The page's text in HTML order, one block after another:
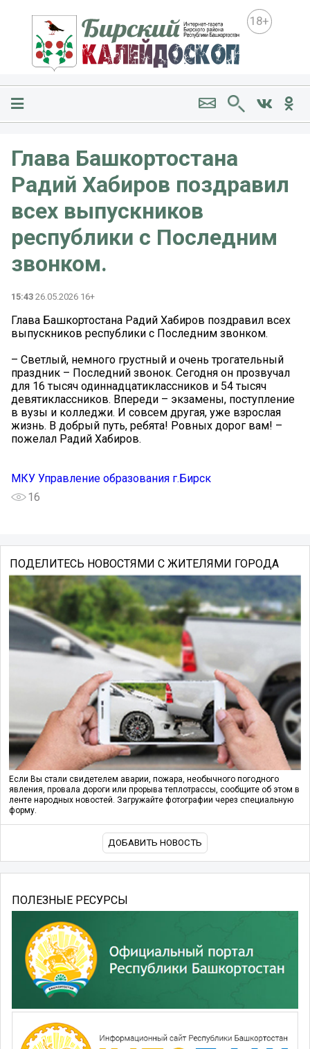
18+
Глава Башкортостана
Радий Хабиров поздравил
всех выпускников
республики с Последним
звонком.
15:43 26.05.2026 16+
Глава Башкортостана Радий Хабиров поздравил всех
выпускников республики с Последним звонком.
– Светлый, немного грустный и очень трогательный
праздник – Последний звонок. Сегодня он прозвучал
для 16 тысяч одиннадцатиклассников и 54 тысяч
девятиклассников. Впереди – экзамены, поступление
в вузы и колледжи. И совсем другая, уже взрослая
жизнь. В добрый путь, ребята! Ровных дорог вам! –
пожелал Радий Хабиров.
МКУ Управление образования г.Бирск
16
ПОДЕЛИТЕСЬ НОВОСТЯМИ С ЖИТЕЛЯМИ ГОРОДА
Если Вы стали свидетелем аварии, пожара, необычного погодного
явления, провала дороги или прорыва теплотрассы, сообщите об этом в
ленте народных новостей. Загружайте фотографии через специальную
форму.
ДОБАВИТЬ НОВОСТЬ
ПОЛЕЗНЫЕ РЕСУРСЫ